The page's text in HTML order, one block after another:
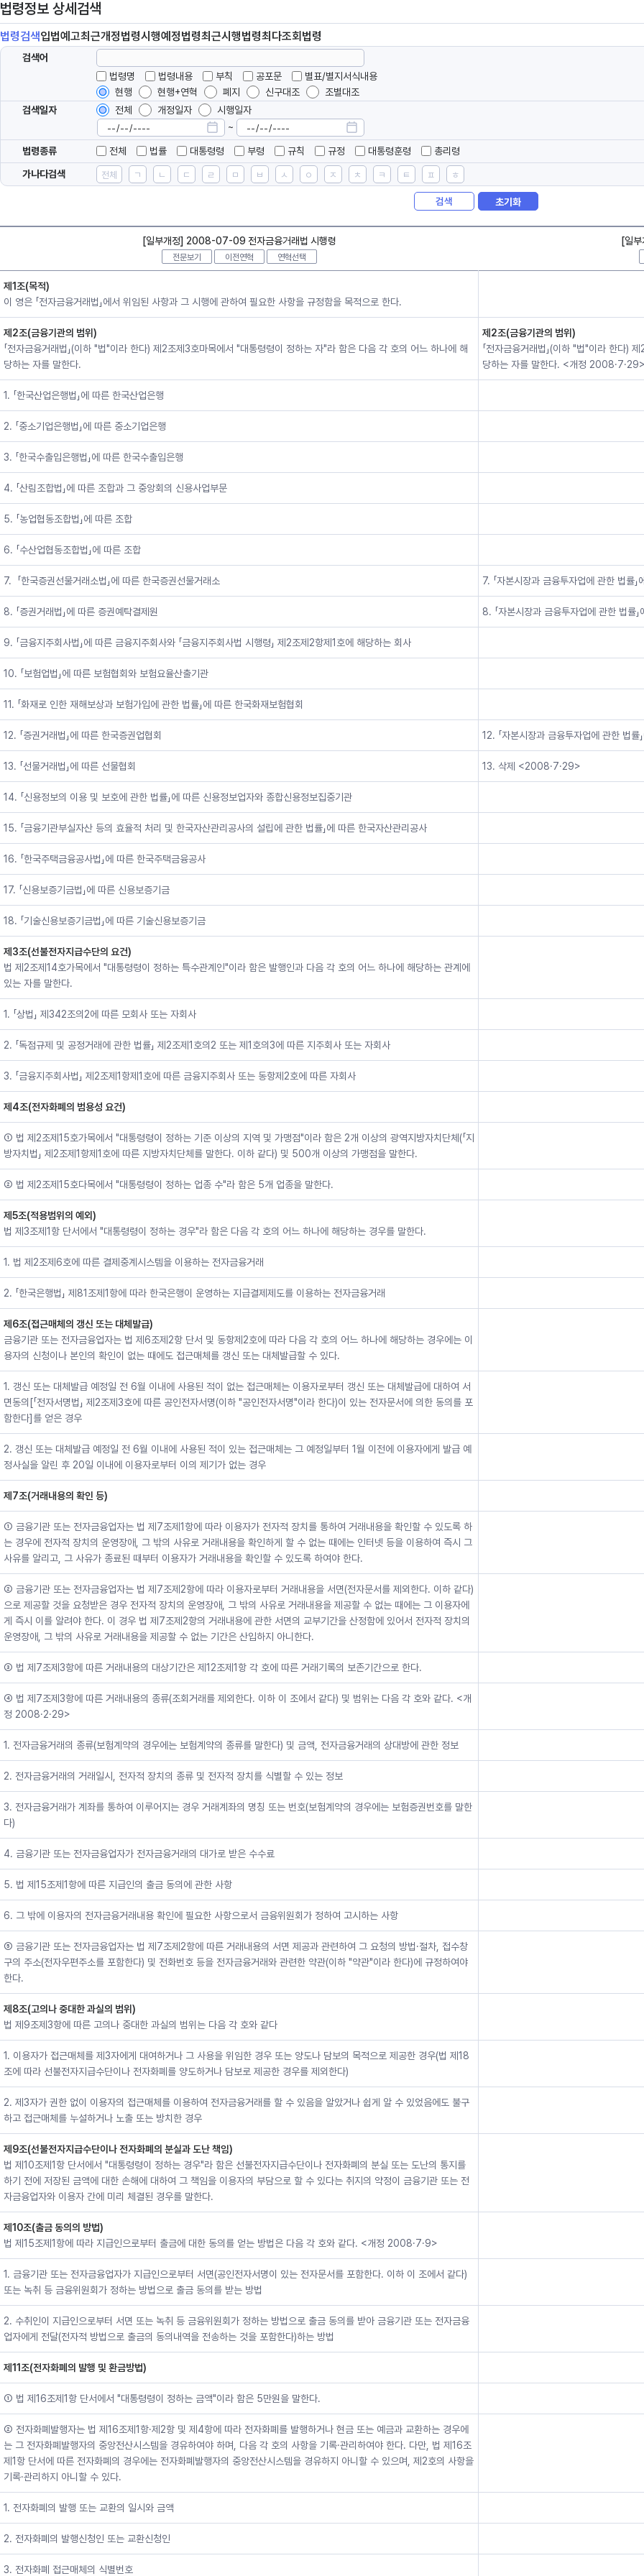
법령정보 상세검색
법령검색입법예고최근개정법령시행예정법령최근시행법령최다조회 법령
검색어
법령명
법령내용 부칙 공포문
별표/별지서식내용
현행
현행+연혁 폐지 신구대조
조별대조
검색일자
전체 개정일자
시행일자
~
법령종류 전체 법률 대통령령 부령 규칙 규정 대통령훈령
총리령
가나다검색
전체 ㄱ ㄴ ㄷ ㄹ ㅁ ㅂ ㅅ ㅇ ㅈ ㅊ ㅋ ㅌ ㅍ ㅎ
검색 초기화
[일부개정] 2008-07-09 전자금융거래법 시행령
전문보기 이전연혁 연혁선택
[일
제1조(목적)
이 영은 「전자금융거래법」에서 위임된 사항과 그 시행에 관하여 필요한 사항을 규정함을 목적으로 한다.
제2조(금융기관의 범위)
「전자금융거래법」(이하 "법"이라 한다) 제2조제3호마목에서 "대통령령이 정하는 자"라 함은 다음 각 호의 어느 하나에 해
당하는 자를 말한다.
제2조(금융기관의 범위)
「전자금융거래법」(이하 "법"이라 한다)
당하는 자를 말한다. <개정 2008·7·29>
1. 「한국산업은행법」에 따른 한국산업은행
2. 「중소기업은행법」에 따른 중소기업은행
3. 「한국수출입은행법」에 따른 한국수출입은행
4. 「산림조합법」에 따른 조합과 그 중앙회의 신용사업부문
5. 「농업협동조합법」에 따른 조합
6. 「수산업협동조합법」에 따른 조합
7. 「한국증권선물거래소법」에 따른 한국증권선물거래소 7. 「자본시장과 금융투자업에 관한 법률
8. 「증권거래법」에 따른 증권예탁결제원 8. 「자본시장과 금융투자업에 관한 법률
9. 「금융지주회사법」에 따른 금융지주회사와 「금융지주회사법 시행령」 제2조제2항제1호에 해당하는 회사
10. 「보험업법」에 따른 보험협회와 보험요율산출기관
11. 「화재로 인한 재해보상과 보험가입에 관한 법률」에 따른 한국화재보험협회
12. 「증권거래법」에 따른 한국증권업협회 12. 「자본시장과 금융투자업에 관한 법률
13. 「선물거래법」에 따른 선물협회 13. 삭제 <2008·7·29>
14. 「신용정보의 이용 및 보호에 관한 법률」에 따른 신용정보업자와 종합신용정보집중기관
15. 「금융기관부실자산 등의 효율적 처리 및 한국자산관리공사의 설립에 관한 법률」에 따른 한국자산관리공사
16. 「한국주택금융공사법」에 따른 한국주택금융공사
17. 「신용보증기금법」에 따른 신용보증기금
18. 「기술신용보증기금법」에 따른 기술신용보증기금
제3조(선불전자지급수단의 요건)
법 제2조제14호가목에서 "대통령령이 정하는 특수관계인"이라 함은 발행인과 다음 각 호의 어느 하나에 해당하는 관계에
있는 자를 말한다.
1. 「상법」 제342조의2에 따른 모회사 또는 자회사
2. 「독점규제 및 공정거래에 관한 법률」 제2조제1호의2 또는 제1호의3에 따른 지주회사 또는 자회사
3. 「금융지주회사법」 제2조제1항제1호에 따른 금융지주회사 또는 동항제2호에 따른 자회사
제4조(전자화폐의 범용성 요건)
① 법 제2조제15호가목에서 "대통령령이 정하는 기준 이상의 지역 및 가맹점"이라 함은 2개 이상의 광역지방자치단체(「지
방자치법」 제2조제1항제1호에 따른 지방자치단체를 말한다. 이하 같다) 및 500개 이상의 가맹점을 말한다.
② 법 제2조제15호다목에서 "대통령령이 정하는 업종 수"라 함은 5개 업종을 말한다.
제5조(적용범위의 예외)
법 제3조제1항 단서에서 "대통령령이 정하는 경우"라 함은 다음 각 호의 어느 하나에 해당하는 경우를 말한다.
1. 법 제2조제6호에 따른 결제중계시스템을 이용하는 전자금융거래
2. 「한국은행법」 제81조제1항에 따라 한국은행이 운영하는 지급결제제도를 이용하는 전자금융거래
제6조(접근매체의 갱신 또는 대체발급)
금융기관 또는 전자금융업자는 법 제6조제2항 단서 및 동항제2호에 따라 다음 각 호의 어느 하나에 해당하는 경우에는 이
용자의 신청이나 본인의 확인이 없는 때에도 접근매체를 갱신 또는 대체발급할 수 있다.
1. 갱신 또는 대체발급 예정일 전 6월 이내에 사용된 적이 없는 접근매체는 이용자로부터 갱신 또는 대체발급에 대하여 서
면동의[「전자서명법」 제2조제3호에 따른 공인전자서명(이하 "공인전자서명"이라 한다)이 있는 전자문서에 의한 동의를 포
함한다]를 얻은 경우
2. 갱신 또는 대체발급 예정일 전 6월 이내에 사용된 적이 있는 접근매체는 그 예정일부터 1월 이전에 이용자에게 발급 예
정사실을 알린 후 20일 이내에 이용자로부터 이의 제기가 없는 경우
제7조(거래내용의 확인 등)
① 금융기관 또는 전자금융업자는 법 제7조제1항에 따라 이용자가 전자적 장치를 통하여 거래내용을 확인할 수 있도록 하
는 경우에 전자적 장치의 운영장애, 그 밖의 사유로 거래내용을 확인하게 할 수 없는 때에는 인터넷 등을 이용하여 즉시 그
사유를 알리고, 그 사유가 종료된 때부터 이용자가 거래내용을 확인할 수 있도록 하여야 한다.
② 금융기관 또는 전자금융업자는 법 제7조제2항에 따라 이용자로부터 거래내용을 서면(전자문서를 제외한다. 이하 같다)
으로 제공할 것을 요청받은 경우 전자적 장치의 운영장애, 그 밖의 사유로 거래내용을 제공할 수 없는 때에는 그 이용자에
게 즉시 이를 알려야 한다. 이 경우 법 제7조제2항의 거래내용에 관한 서면의 교부기간을 산정함에 있어서 전자적 장치의
운영장애, 그 밖의 사유로 거래내용을 제공할 수 없는 기간은 산입하지 아니한다.
③ 법 제7조제3항에 따른 거래내용의 대상기간은 제12조제1항 각 호에 따른 거래기록의 보존기간으로 한다.
④ 법 제7조제3항에 따른 거래내용의 종류(조회거래를 제외한다. 이하 이 조에서 같다) 및 범위는 다음 각 호와 같다. <개
정 2008·2·29>
1. 전자금융거래의 종류(보험계약의 경우에는 보험계약의 종류를 말한다) 및 금액, 전자금융거래의 상대방에 관한 정보
2. 전자금융거래의 거래일시, 전자적 장치의 종류 및 전자적 장치를 식별할 수 있는 정보
3. 전자금융거래가 계좌를 통하여 이루어지는 경우 거래계좌의 명칭 또는 번호(보험계약의 경우에는 보험증권번호를 말한
다)
4. 금융기관 또는 전자금융업자가 전자금융거래의 대가로 받은 수수료
5. 법 제15조제1항에 따른 지급인의 출금 동의에 관한 사항
6. 그 밖에 이용자의 전자금융거래내용 확인에 필요한 사항으로서 금융위원회가 정하여 고시하는 사항
⑤ 금융기관 또는 전자금융업자는 법 제7조제2항에 따른 거래내용의 서면 제공과 관련하여 그 요청의 방법·절차, 접수창
구의 주소(전자우편주소를 포함한다) 및 전화번호 등을 전자금융거래와 관련한 약관(이하 "약관"이라 한다)에 규정하여야
한다.
제8조(고의나 중대한 과실의 범위)
법 제9조제3항에 따른 고의나 중대한 과실의 범위는 다음 각 호와 같다
1. 이용자가 접근매체를 제3자에게 대여하거나 그 사용을 위임한 경우 또는 양도나 담보의 목적으로 제공한 경우(법 제18
조에 따라 선불전자지급수단이나 전자화폐를 양도하거나 담보로 제공한 경우를 제외한다)
2. 제3자가 권한 없이 이용자의 접근매체를 이용하여 전자금융거래를 할 수 있음을 알았거나 쉽게 알 수 있었음에도 불구
하고 접근매체를 누설하거나 노출 또는 방치한 경우
제9조(선불전자지급수단이나 전자화폐의 분실과 도난 책임)
법 제10조제1항 단서에서 "대통령령이 정하는 경우"라 함은 선불전자지급수단이나 전자화폐의 분실 또는 도난의 통지를
하기 전에 저장된 금액에 대한 손해에 대하여 그 책임을 이용자의 부담으로 할 수 있다는 취지의 약정이 금융기관 또는 전
자금융업자와 이용자 간에 미리 체결된 경우를 말한다.
제10조(출금 동의의 방법)
법 제15조제1항에 따라 지급인으로부터 출금에 대한 동의를 얻는 방법은 다음 각 호와 같다. <개정 2008·7·9>
1. 금융기관 또는 전자금융업자가 지급인으로부터 서면(공인전자서명이 있는 전자문서를 포함한다. 이하 이 조에서 같다)
또는 녹취 등 금융위원회가 정하는 방법으로 출금 동의를 받는 방법
2. 수취인이 지급인으로부터 서면 또는 녹취 등 금융위원회가 정하는 방법으로 출금 동의를 받아 금융기관 또는 전자금융
업자에게 전달(전자적 방법으로 출금의 동의내역을 전송하는 것을 포함한다)하는 방법
제11조(전자화폐의 발행 및 환금방법)
① 법 제16조제1항 단서에서 "대통령령이 정하는 금액"이라 함은 5만원을 말한다.
② 전자화폐발행자는 법 제16조제1항·제2항 및 제4항에 따라 전자화폐를 발행하거나 현금 또는 예금과 교환하는 경우에
는 그 전자화폐발행자의 중앙전산시스템을 경유하여야 하며, 다음 각 호의 사항을 기록·관리하여야 한다. 다만, 법 제16조
제1항 단서에 따른 전자화폐의 경우에는 전자화폐발행자의 중앙전산시스템을 경유하지 아니할 수 있으며, 제2호의 사항을
기록·관리하지 아니할 수 있다.
1. 전자화폐의 발행 또는 교환의 일시와 금액
2. 전자화폐의 발행신청인 또는 교환신청인
3. 전자화폐 접근매체의 식별번호